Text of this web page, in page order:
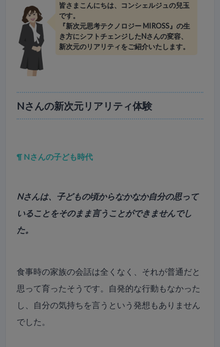
皆さまこんにちは、コンシェルジュの兒玉
です。
『新次元思考テクノロジー MIROSS』の生
き方にシフトチェンジしたNさんの変容、
新次元のリアリティをご紹介いたします。
Nさんの新次元リアリティ体験
¶ Nさんの子ども時代
Nさんは、子どもの頃からなかなか自分の思って
いることをそのまま言うことができませんでし
た。
食事時の家族の会話は全くなく、それが普通だと
思って育ったそうです。自発的な行動もなかった
し、自分の気持ちを言うという発想もありません
でした。